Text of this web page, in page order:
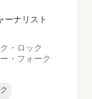
ーナリスト
・ロック
・フォーク